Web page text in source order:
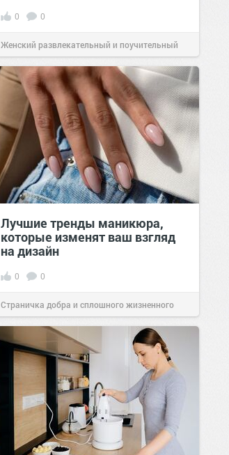
0 0
Женский развлекательный и поучительный
сайт.23:40Вчера
Лучшие тренды маникюра,
которые изменят ваш взгляд
на дизайн
0 0
Страничка добра и сплошного жизненного
позитива!00:29Сегодня